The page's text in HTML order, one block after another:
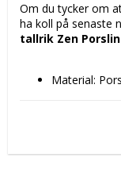
Om du tycker om
ha koll på senaste
tallrik Zen Porslin
Material: